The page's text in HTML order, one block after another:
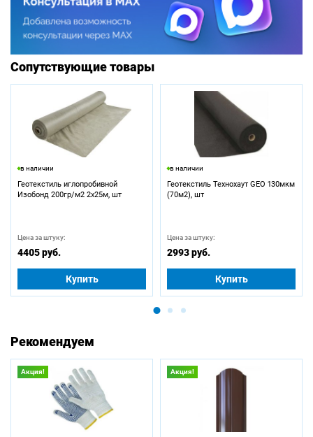
Сопутствующие товары
в наличии
Геотекстиль иглопробивной
Изобонд 200гр/м2 2х25м, шт
Цена за штуку:
4405 руб.
Купить
в наличии
Геотекстиль Технохаут GEO 130мкм
(70м2), шт
Цена за штуку:
2993 руб.
Купить
Рекомендуем
Акция! Акция!